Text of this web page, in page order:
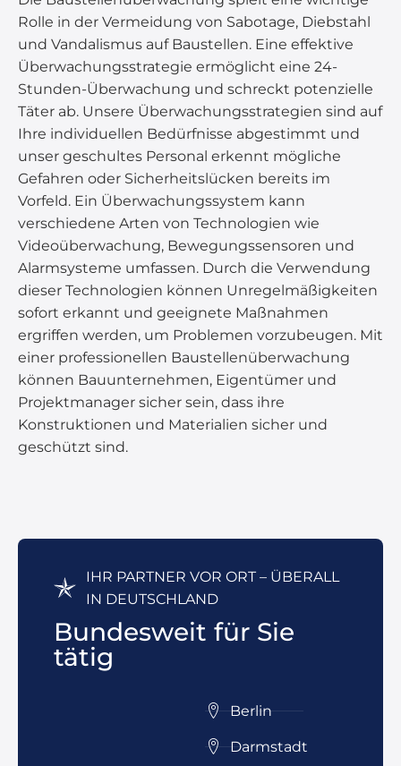
Rolle in der Vermeidung von Sabotage, Diebstahl
und Vandalismus auf Baustellen. Eine effektive
Überwachungsstrategie ermöglicht eine 24-
Stunden-Überwachung und schreckt potenzielle
Täter ab. Unsere Überwachungsstrategien sind auf
Ihre individuellen Bedürfnisse abgestimmt und
unser geschultes Personal erkennt mögliche
Gefahren oder Sicherheitslücken bereits im
Vorfeld. Ein Überwachungssystem kann
verschiedene Arten von Technologien wie
Videoüberwachung, Bewegungssensoren und
Alarmsysteme umfassen. Durch die Verwendung
dieser Technologien können Unregelmäßigkeiten
sofort erkannt und geeignete Maßnahmen
ergriffen werden, um Problemen vorzubeugen. Mit
einer professionellen Baustellenüberwachung
können Bauunternehmen, Eigentümer und
Projektmanager sicher sein, dass ihre
Konstruktionen und Materialien sicher und
geschützt sind.
IHR PARTNER VOR ORT – ÜBERALL
IN DEUTSCHLAND
Bundesweit für Sie
tätig
Berlin
Darmstadt